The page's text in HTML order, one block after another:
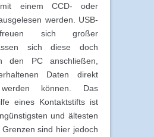
einem CCD- oder
werden. USB-
sich großer
sich diese doch
den PC anschließen,
Daten direkt
werden können. Das
eines Kontaktstifts ist
und ältesten
sind hier jedoch